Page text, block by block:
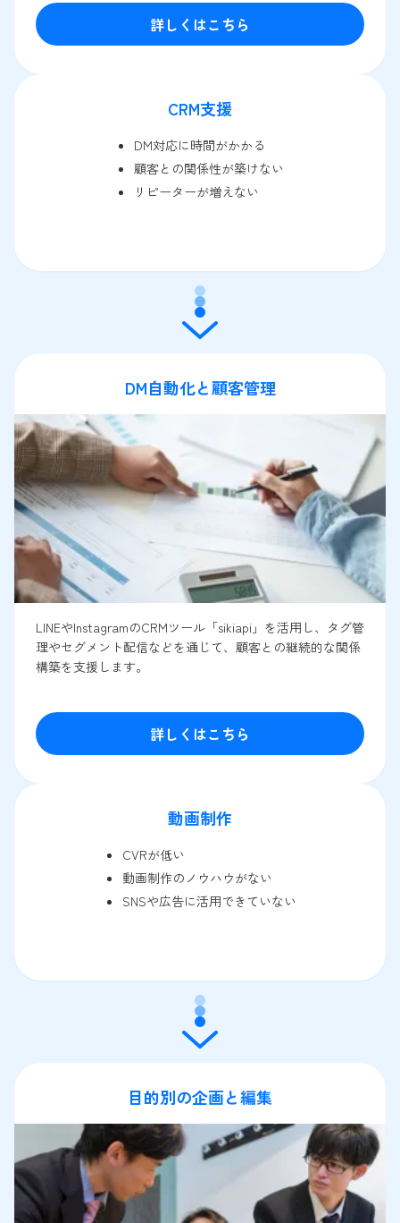
詳しくはこちら
CRM支援
DM対応に時間がかかる
顧客との関係性が築けない
リピーターが増えない
DM自動化と顧客管理
LINEやInstagramのCRMツール「sikiapi」を活用し、タグ管
理やセグメント配信などを通じて、顧客との継続的な関係
構築を支援します。
詳しくはこちら
動画制作
CVRが低い
動画制作のノウハウがない
SNSや広告に活用できていない
目的別の企画と編集